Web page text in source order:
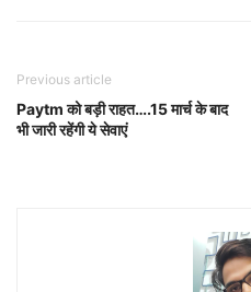
Previous article
Paytm को बड़ी राहत….15 मार्च के बाद
भी जारी रहेंगी ये सेवाएं